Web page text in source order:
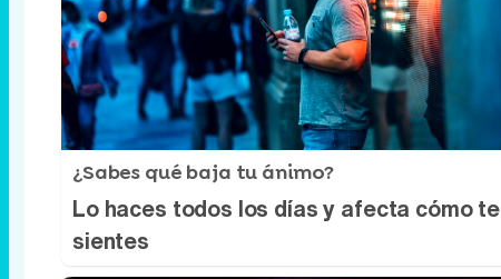
¿Sabes qué baja tu ánimo?
Lo haces todos los días y afecta cómo te
sientes